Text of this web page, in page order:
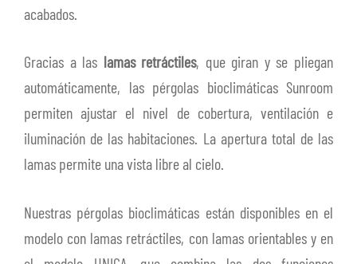
hijo
acabados.
Gracias a las lamas retráctiles, que giran y se pliegan
automáticamente, las pérgolas bioclimáticas Sunroom
permiten ajustar el nivel de cobertura, ventilación e
iluminación de las habitaciones. La apertura total de las
lamas permite una vista libre al cielo.
Nuestras pérgolas bioclimáticas están disponibles en el
modelo con lamas retráctiles, con lamas orientables y en